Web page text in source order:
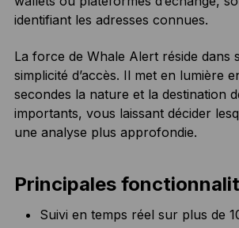
identifiant les adresses connues.
La force de Whale Alert réside dans
simplicité d’accès. Il met en lumière
secondes la nature et la destination
importants, vous laissant décider
une analyse plus approfondie.
Principales
Suivi en temps réel sur plus de